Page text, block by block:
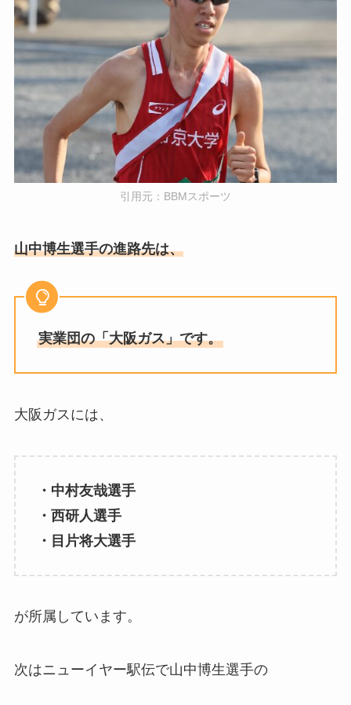
引用元：BBMスポーツ
山中博生選手の進路先は、
実業団の「大阪ガス」です。
大阪ガスには、
・中村友哉選手
・西研人選手
・目片将大選手
が所属しています。
次はニューイヤー駅伝で山中博生選手の